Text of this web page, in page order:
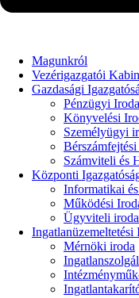
Magunkról
Vezérigazgatói
Gazdasági
Pénzügyi Iroda
Könyvelési
Személyügyi
Számviteli és
Központi
Informatikai
Működési
Ügyviteli iroda
Ingatlanüzemeltetési
Mérnöki iroda